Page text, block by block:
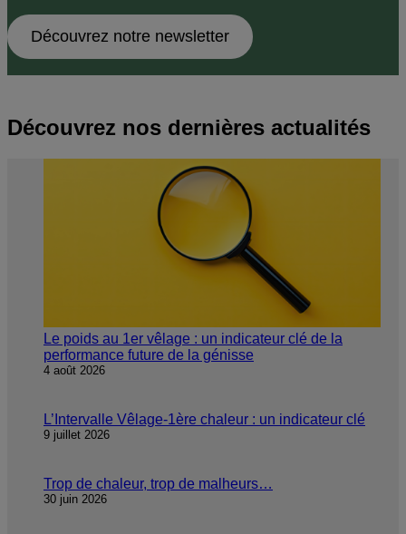
Découvrez notre newsletter
Découvrez nos dernières actualités
Le poids au 1er vêlage : un indicateur clé de la
performance future de la génisse
4 août 2026
L’Intervalle Vêlage-1ère chaleur : un indicateur clé
9 juillet 2026
Trop de chaleur, trop de malheurs…
30 juin 2026